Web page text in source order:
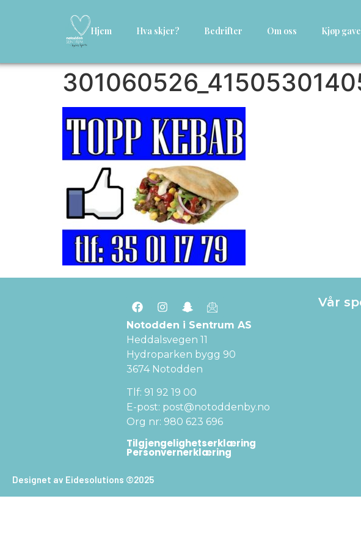
Hjem Hva skjer? Bedrifter Om oss Kjøp
Notodden i Sentrum AS
Heddalsvegen 11
Hydroparken bygg 90
3674 Notodden
Tlf: 91 92 19 00
E-post: post@notoddenby.no
Org nr: 980 623 696
Tilgjengelighetserklæring
Personvernerklæring
Vår
Designet av Eidesolutions ©2025